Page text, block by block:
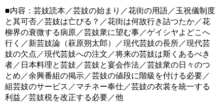
■内容：芸妓読本／芸妓の始まり／花街の用語／玉祝儀制度
と其可否／芸妓は亡びる？／花街は何故行き詰つたか／花
柳界の衰微する病原／芸妓衆に望む事／ゲイシヤよどこへ
行く／新芸妓論（萩原朔太郎）／現代芸妓の長所／現代芸
妓の欠点／現代芸妓への注文／将来の芸妓は斯くあるべき
者／日本料理と芸妓／芸妓と宴会作法／芸妓衆の日々のつ
とめ／余興番組の掲示／芸妓の値段に階級を付ける必要／
組芸妓のサービス／マチネー奉仕／芸妓の衣裳を統一する
利益／芸妓税を改正する必要／他